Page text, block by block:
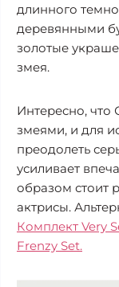
длинного
деревянными
золотые
змея.
Интересно, что
змеями, и для
преодолеть
усиливает
образом стоит
актрисы.
Комплект Very
Frenzy Set.